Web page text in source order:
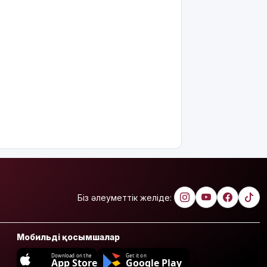
Біз әлеуметтік желіде:
Мобильді қосымшалар
Download on the
App Store
Get it on
Google Play